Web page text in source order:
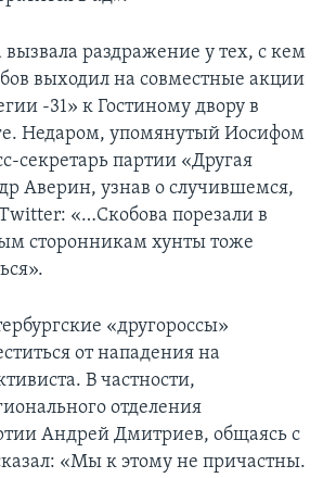
раздражение у тех, с кем
выходил на совместные акции
-31» к Гостиному двору в
Недаром, упомянутый Иосифом
секретарь партии «Другая
Аверин, узнав о случившемся,
«…Скобова порезали в
сторонникам хунты тоже
«другороссы»
от нападения на
В частности,
отделения
Андрей Дмитриев, общаясь с
«Мы к этому не причастны.